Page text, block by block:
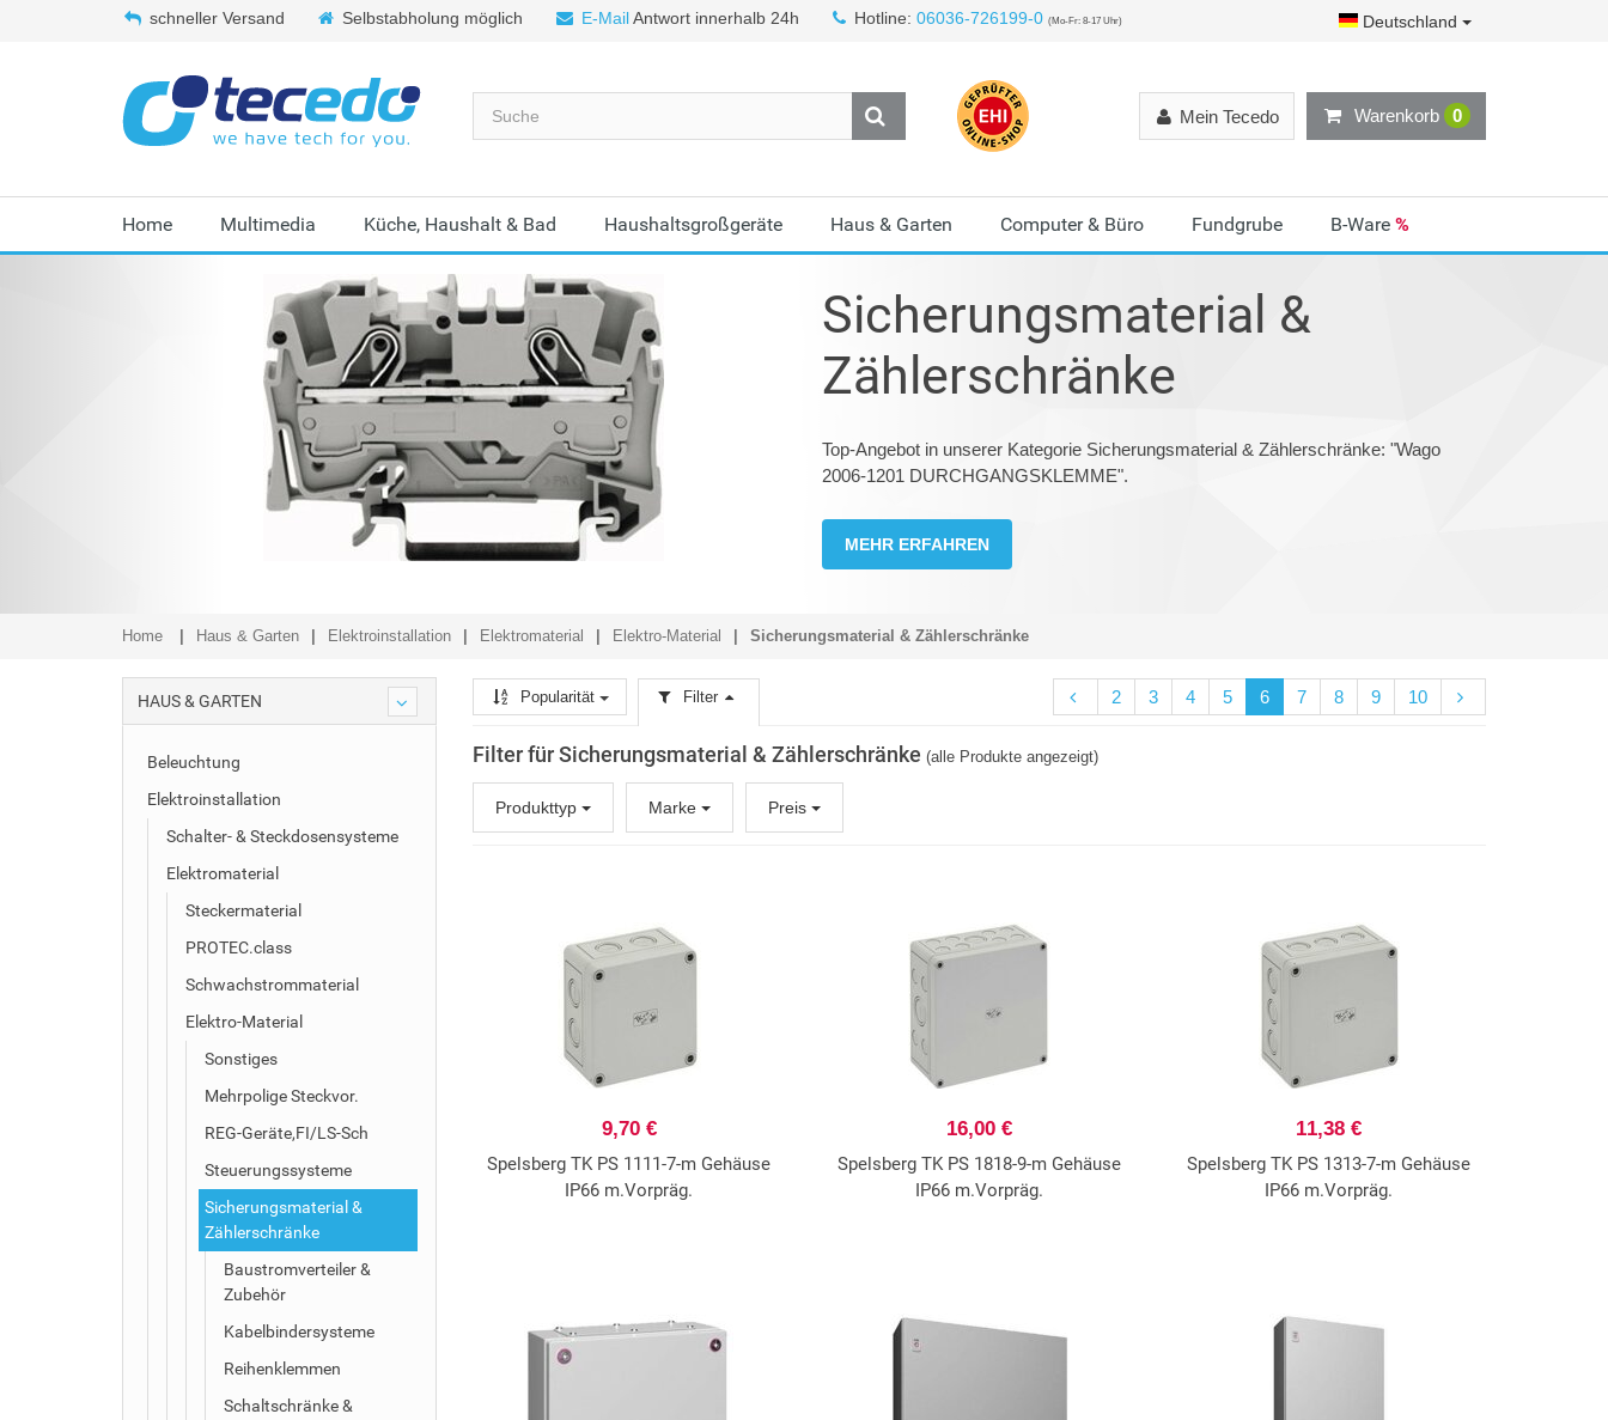
schneller Versand Selbstabholung möglich E-MailAntwort innerhalb 24h Hotline: 06036-726199-0 (Mo-Fr: 8-17 Uhr) Deutschland
Warenkorb 0
Mein Tecedo
Home Multimedia Küche, Haushalt & Bad Haushaltsgroßgeräte Haus & Garten Computer & Büro Fundgrube B-Ware %
Sicherungsmaterial &
Zählerschränke
Top-Angebot in unserer Kategorie Sicherungsmaterial & Zählerschränke: "Wago
2006-1201 DURCHGANGSKLEMME".
MEHR ERFAHREN
Home Haus & Garten Elektroinstallation Elektromaterial Elektro-Material Sicherungsmaterial & Zählerschränke
HAUS & GARTEN
Beleuchtung
Elektroinstallation
Schalter- & Steckdosensysteme
Elektromaterial
Steckermaterial
PROTEC.class
Schwachstrommaterial
Elektro-Material
Sonstiges
Mehrpolige Steckvor.
REG-Geräte,FI/LS-Sch
Steuerungssysteme
Sicherungsmaterial &
Zählerschränke
Baustromverteiler &
Zubehör
Kabelbindersysteme
Reihenklemmen
Schaltschränke &
2 3 4 5 6 7 8 9 10
Popularität Filter
Filter für Sicherungsmaterial & Zählerschränke (alle Produkte angezeigt)
Produkttyp Marke Preis
9,70 €
Spelsberg TK PS 1111-7-m Gehäuse
IP66 m.Vorpräg.
16,00 €
Spelsberg TK PS 1818-9-m Gehäuse
IP66 m.Vorpräg.
11,38 €
Spelsberg TK PS 1313-7-m Gehäuse
IP66 m.Vorpräg.